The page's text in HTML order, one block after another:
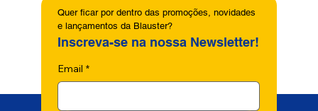
Quer ficar por dentro das promoções, novidades
e lançamentos da Blauster?
Inscreva-se na nossa Newsletter!
Email *